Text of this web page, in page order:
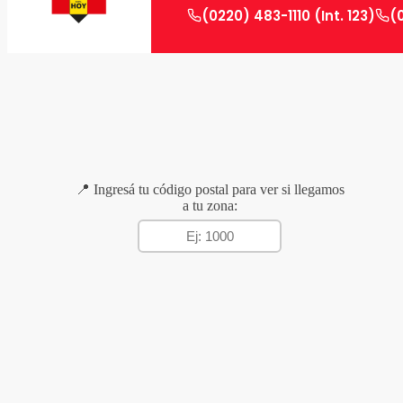
(0220) 483-1110 (Int. 123)
📍 Ingresá tu código postal para ver si llegamos
a tu zona: